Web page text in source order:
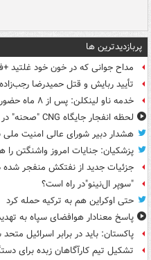
پربازدیدترین ها
مداح جوانی که در خون خود غلتید
تأیید ربایش و قتل حمیدرضا رجب‌زاده
خدمه ناو لینکلن: پس از ۸ ماه حضور در دریا خسته و درمانده‌ شدیم
لحظه انفجار جایگاه CNG "صحنه" در دوربین مداربسته
هشدار دبیر شورای عالی امنیت ملی
پزشکیان: جنایات امروز واشنگتن
جزئیات جدید از نفتکش منفجر شده
"سوپر ال‌نینو"در راه است؟
حتی اوکراین هم به ترکیه حمله کرد
پاسخ معنادار هوافضای سپاه به
پاکستان: باید در برابر اسرائیل
تشکیل تیم کارآگاهان زبده برای